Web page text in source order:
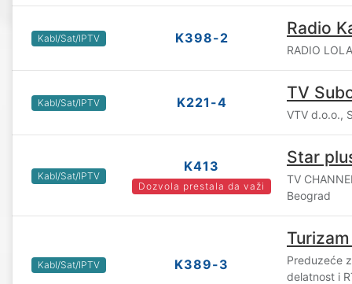
Kabl/Sat/IPTV K398-2 Radio
RADIO
Kabl/Sat/IPTV K221-4 TV
VTV d.o.o.,
Kabl/Sat/IPTV
K413
Dozvola prestala da važi
Star
TV
Beograd
Kabl/Sat/IPTV K389-3
Preduzeće
delatnost i